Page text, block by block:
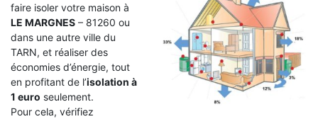
faire isoler votre maison à
LE MARGNES – 81260 ou
dans une autre ville du
TARN, et réaliser des
économies d’énergie, tout
en profitant de l’isolation à
1 euro seulement.
Pour cela, vérifiez